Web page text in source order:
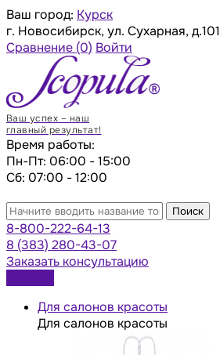
Ваш город: Курск
г. Новосибирск, ул. Сухарная, д.101
Сравнение (0) Войти
Ваш успех – наш
главный результат!
Время работы:
Пн-Пт: 06:00 - 15:00
Сб: 07:00 - 12:00
Поиск
8-800-222-64-13
8 (383) 280-43-07
Заказать консультацию
Для салонов красоты
Для салонов красоты